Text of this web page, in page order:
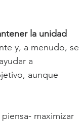
la unidad
y, a menudo, se
a
aunque
maximizar